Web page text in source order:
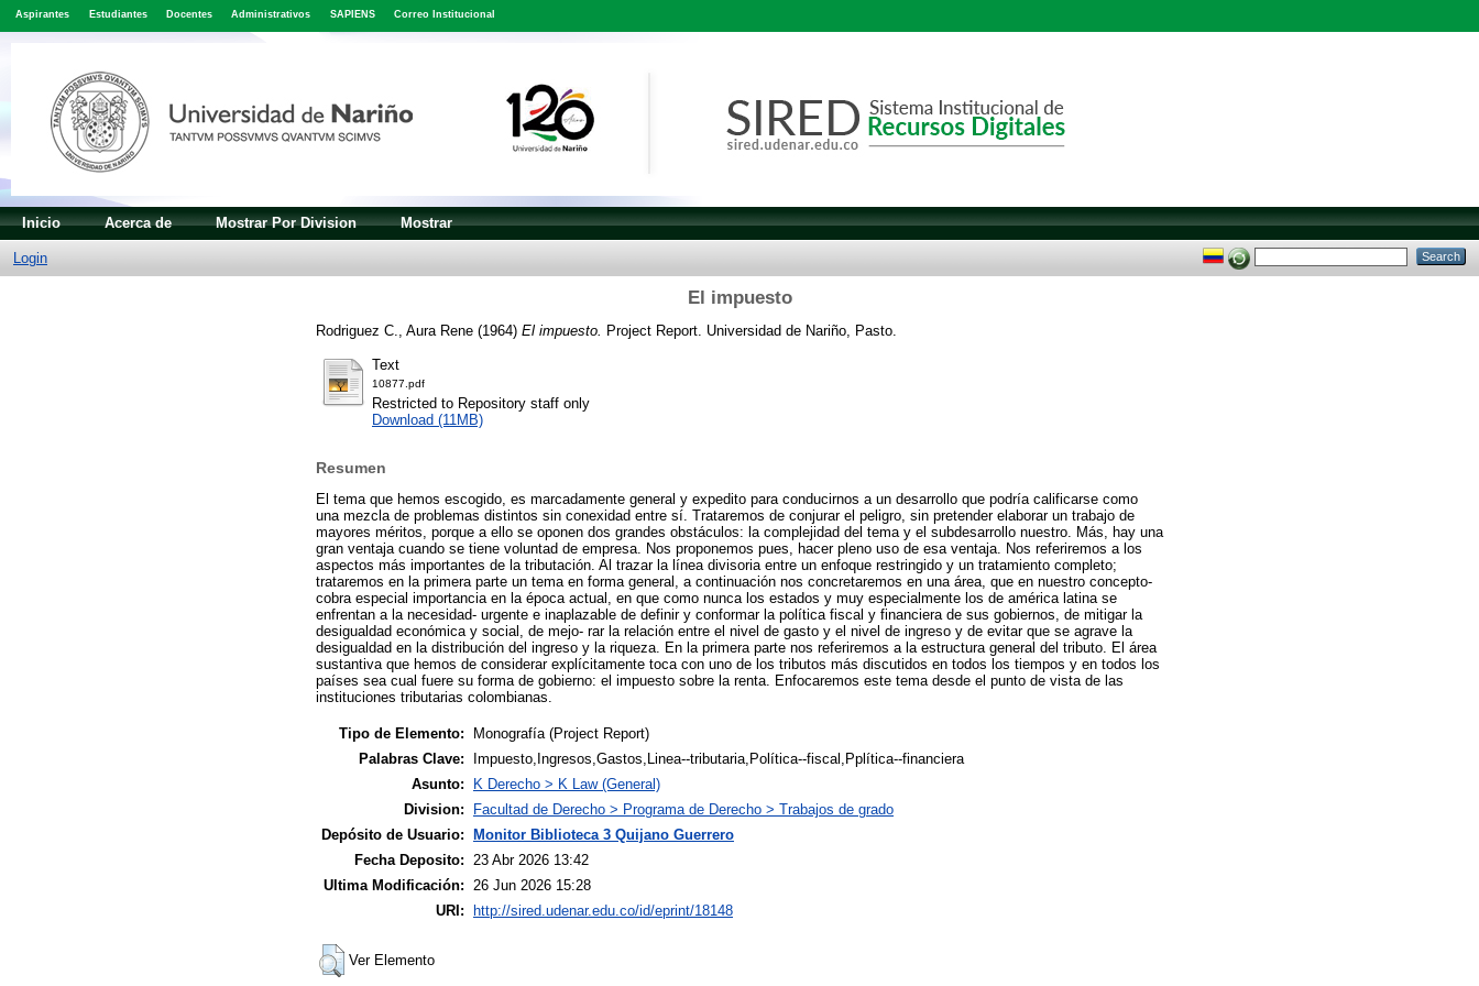
Aspirantes Estudiantes Docentes Administrativos SAPIENS Correo Institucional
Inicio Acerca de Mostrar Por Division Mostrar
Login
El impuesto
Rodriguez C., Aura Rene (1964) El impuesto. Project Report. Universidad de Nariño, Pasto.
Text
10877.pdf
Restricted to Repository staff only
Download (11MB)
Resumen
El tema que hemos escogido, es marcadamente general y expedito para conducirnos a un desarrollo que podría calificarse como
una mezcla de problemas distintos sin conexidad entre sí. Trataremos de conjurar el peligro, sin pretender elaborar un trabajo de
mayores méritos, porque a ello se oponen dos grandes obstáculos: la complejidad del tema y el subdesarrollo nuestro. Más, hay una
gran ventaja cuando se tiene voluntad de empresa. Nos proponemos pues, hacer pleno uso de esa ventaja. Nos referiremos a los
aspectos más importantes de la tributación. Al trazar la línea divisoria entre un enfoque restringido y un tratamiento completo;
trataremos en la primera parte un tema en forma general, a continuación nos concretaremos en una área, que en nuestro concepto-
cobra especial importancia en la época actual, en que como nunca los estados y muy especialmente los de américa latina se
enfrentan a la necesidad- urgente e inaplazable de definir y conformar la política fiscal y financiera de sus gobiernos, de mitigar la
desigualdad económica y social, de mejo- rar la relación entre el nivel de gasto y el nivel de ingreso y de evitar que se agrave la
desigualdad en la distribución del ingreso y la riqueza. En la primera parte nos referiremos a la estructura general del tributo. El área
sustantiva que hemos de considerar explícitamente toca con uno de los tributos más discutidos en todos los tiempos y en todos los
países sea cual fuere su forma de gobierno: el impuesto sobre la renta. Enfocaremos este tema desde el punto de vista de las
instituciones tributarias colombianas.
Tipo de Elemento:
Monografía (Project Report)
Palabras Clave:
Impuesto,Ingresos,Gastos,Linea--tributaria,Política--fiscal,Pplítica--financiera
Asunto:
K Derecho > K Law (General)
Division:
Facultad de Derecho > Programa de Derecho > Trabajos de grado
Depósito de Usuario: Monitor Biblioteca 3 Quijano Guerrero
Fecha Deposito:
23 Abr 2026 13:42
Ultima Modificación:
26 Jun 2026 15:28
URI: http://sired.udenar.edu.co/id/eprint/18148
Ver Elemento